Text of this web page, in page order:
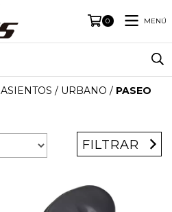
0 MENÚ
ASIENTOS / URBANO / PASEO
FILTRAR